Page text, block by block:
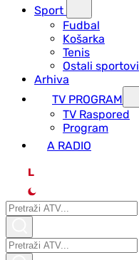
Sport
Fudbal
Košarka
Tenis
Ostali sportovi
Arhiva
TV PROGRAM
ТV Raspored
Program
A RADIO
L